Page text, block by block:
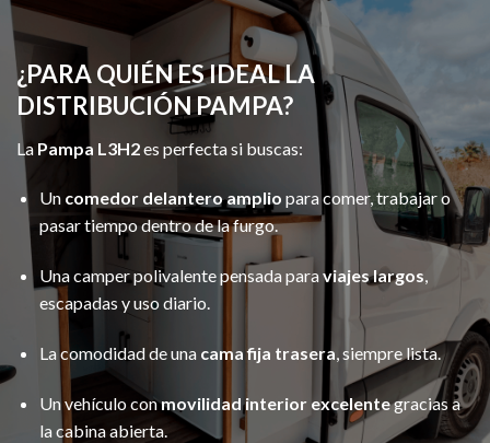
¿PARA QUIÉN ES IDEAL LA
DISTRIBUCIÓN PAMPA?
La Pampa L3H2es perfecta si buscas:
Un comedor delantero amplio para comer, trabajar o
pasar tiempo dentro de la furgo.
Una camper polivalente pensada paraviajes largos,
escapadas y uso diario.
La comodidad de una cama fija trasera, siempre lista.
Un vehículo conmovilidad interior excelentegracias a
la cabina abierta.